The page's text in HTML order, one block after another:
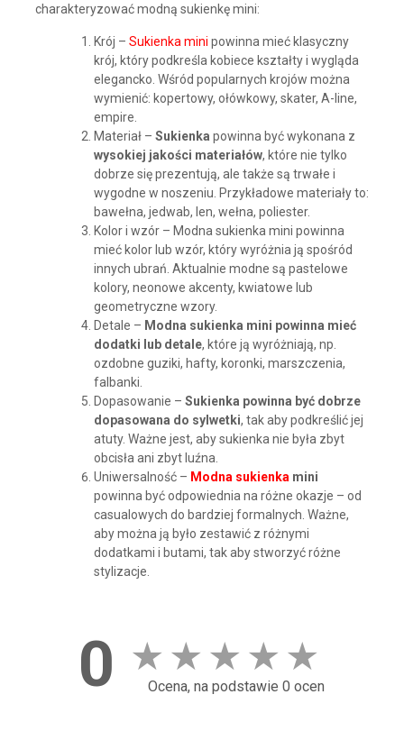
charakteryzować modną sukienkę mini:
Krój – Sukienka mini powinna mieć klasyczny
krój, który podkreśla kobiece kształty i wygląda
elegancko. Wśród popularnych krojów można
wymienić: kopertowy, ołówkowy, skater, A-line,
empire.
Materiał – Sukienka powinna być wykonana z
wysokiej jakości materiałów, które nie tylko
dobrze się prezentują, ale także są trwałe i
wygodne w noszeniu. Przykładowe materiały to:
bawełna, jedwab, len, wełna, poliester.
Kolor i wzór – Modna sukienka mini powinna
mieć kolor lub wzór, który wyróżnia ją spośród
innych ubrań. Aktualnie modne są pastelowe
kolory, neonowe akcenty, kwiatowe lub
geometryczne wzory.
Detale – Modna sukienka mini powinna mieć
dodatki lub detale, które ją wyróżniają, np.
ozdobne guziki, hafty, koronki, marszczenia,
falbanki.
Dopasowanie – Sukienka powinna być dobrze
dopasowana do sylwetki, tak aby podkreślić jej
atuty. Ważne jest, aby sukienka nie była zbyt
obcisła ani zbyt luźna.
Uniwersalność – Modna sukienka mini
powinna być odpowiednia na różne okazje – od
casualowych do bardziej formalnych. Ważne,
aby można ją było zestawić z różnymi
dodatkami i butami, tak aby stworzyć różne
stylizacje.
0 ★ ★ ★ ★ ★
Ocena, na podstawie 0 ocen